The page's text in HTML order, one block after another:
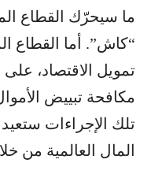
ما سيحرّك القطاع
“كاش”. أما القطاع
تمويل الاقتصاد،
مكافحة تبييض
تلك الإجراءات
المال العالمية من